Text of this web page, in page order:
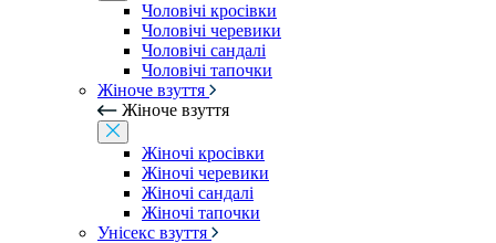
Чоловічі кросівки
Чоловічі черевики
Чоловічі сандалі
Чоловічі тапочки
Жіноче взуття
Жіноче взуття
Жіночі кросівки
Жіночі черевики
Жіночі сандалі
Жіночі тапочки
Унісекс взуття